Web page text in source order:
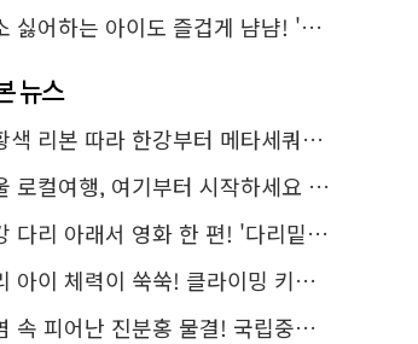
하는 아이도 즐겁게 냠냠! '찾아가는 서울시 식생활 교육' 현장
뉴스
본 따라 한강부터 메타세쿼이아 숲길까지…서울둘레길 15코스
컬여행, 여기부터 시작하세요 '서울에디션25'
리 아래서 영화 한 편! '다리밑 영화관' 무료 상영
이 체력이 쑥쑥! 클라이밍 키즈카페·어린이 체력장
피어난 진분홍 물결! 국립중앙박물관 배롱나무 명소